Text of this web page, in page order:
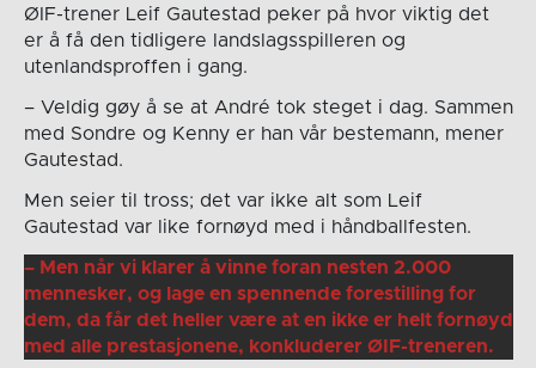
ØIF-trener Leif Gautestad peker på hvor viktig det
er å få den tidligere landslagsspilleren og
utenlandsproffen i gang.
– Veldig gøy å se at André tok steget i dag. Sammen
med Sondre og Kenny er han vår bestemann, mener
Gautestad.
Men seier til tross; det var ikke alt som Leif
Gautestad var like fornøyd med i håndballfesten.
– Men når vi klarer å vinne foran nesten 2.000
mennesker, og lage en spennende forestilling for
dem, da får det heller være at en ikke er helt fornøyd
med alle prestasjonene, konkluderer ØIF-treneren.